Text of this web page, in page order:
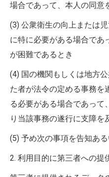
場合であって、本人の同意
(3) 公衆衛生の向上または
に特に必要がある場合であ
が困難であるとき
(4) 国の機関もしくは地方
た者が法令の定める事務を
る必要がある場合であって
り当該事務の遂行に支障を
(5) 予め次の事項を告知あ
2. 利用目的に第三者への提